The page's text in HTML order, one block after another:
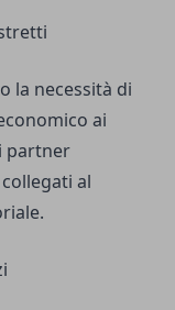
la necessità di
ai
partner
al